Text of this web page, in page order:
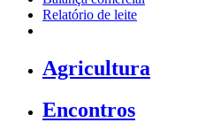
Relatório de leite
Agricultura
Encontros